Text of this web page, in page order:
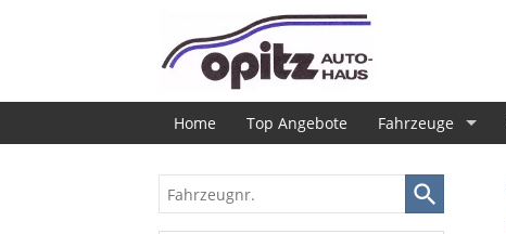
Home Top Angebote Fahrzeuge
Fahrzeugnr.